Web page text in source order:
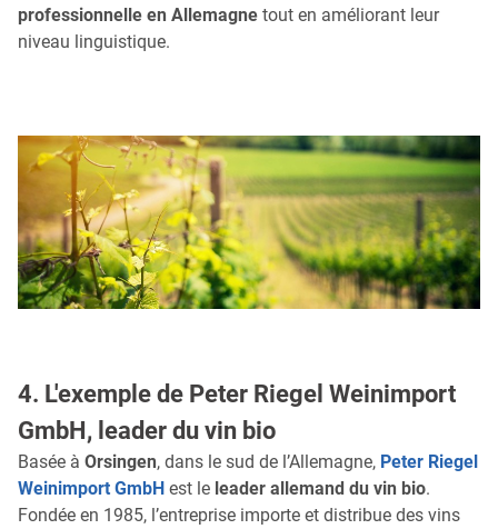
professionnelle en Allemagne tout en améliorant leur
niveau linguistique.
4. L'exemple de Peter Riegel Weinimport
GmbH, leader du vin bio
Basée à Orsingen, dans le sud de l’Allemagne, Peter Riegel
Weinimport GmbH est le leader allemand du vin bio.
Fondée en 1985, l’entreprise importe et distribue des vins